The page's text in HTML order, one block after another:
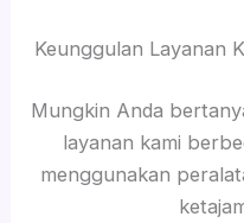
Keunggulan Layanan
Mungkin Anda
layanan kami
menggunakan